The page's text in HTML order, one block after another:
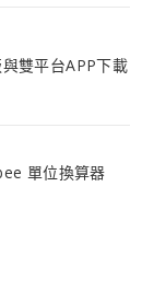
雙平台APP下載
單位換算器